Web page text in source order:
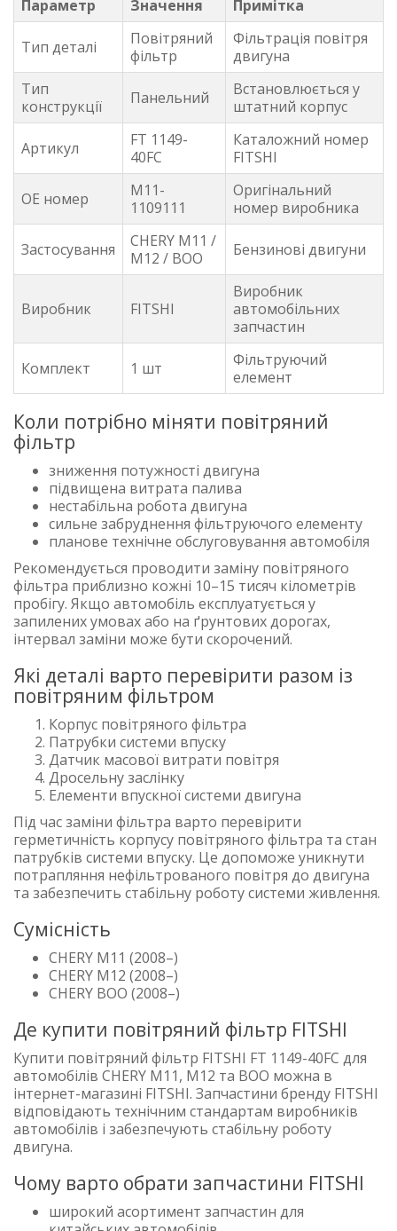
Параметр Значення Примітка
Тип деталі
Повітряний
фільтр
Фільтрація повітря
двигуна
Тип
конструкції
Панельний
Встановлюється у
штатний корпус
Артикул
FT 1149-
40FC
Каталожний номер
FITSHI
OE номер
M11-
1109111
Оригінальний
номер виробника
Застосування
CHERY M11 /
M12 / BOO
Бензинові двигуни
Виробник FITSHI
Виробник
автомобільних
запчастин
Комплект 1 шт
Фільтруючий
елемент
Коли потрібно міняти повітряний
фільтр
зниження потужності двигуна
підвищена витрата палива
нестабільна робота двигуна
сильне забруднення фільтруючого елементу
планове технічне обслуговування автомобіля
Рекомендується проводити заміну повітряного
фільтра приблизно кожні 10–15 тисяч кілометрів
пробігу. Якщо автомобіль експлуатується у
запилених умовах або на ґрунтових дорогах,
інтервал заміни може бути скорочений.
Які деталі варто перевірити разом із
повітряним фільтром
Корпус повітряного фільтра
Патрубки системи впуску
Датчик масової витрати повітря
Дросельну заслінку
Елементи впускної системи двигуна
Під час заміни фільтра варто перевірити
герметичність корпусу повітряного фільтра та стан
патрубків системи впуску. Це допоможе уникнути
потрапляння нефільтрованого повітря до двигуна
та забезпечить стабільну роботу системи живлення.
Сумісність
CHERY M11 (2008–)
CHERY M12 (2008–)
CHERY BOO (2008–)
Де купити повітряний фільтр FITSHI
Купити повітряний фільтр FITSHI FT 1149-40FC для
автомобілів CHERY M11, M12 та BOO можна в
інтернет-магазині FITSHI. Запчастини бренду FITSHI
відповідають технічним стандартам виробників
автомобілів і забезпечують стабільну роботу
двигуна.
Чому варто обрати запчастини FITSHI
широкий асортимент запчастин для